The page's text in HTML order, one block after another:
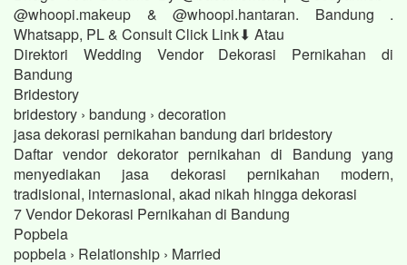
@whoopi.makeup & @whoopi.hantaran. Bandung .
Whatsapp, PL & Consult Click Link⬇ Atau
Direktori Wedding Vendor Dekorasi Pernikahan di
Bandung
Bridestory
bridestory › bandung › decoration
jasa dekorasi pernikahan bandung dari bridestory
Daftar vendor dekorator pernikahan di Bandung yang
menyediakan jasa dekorasi pernikahan modern,
tradisional, internasional, akad nikah hingga dekorasi
7 Vendor Dekorasi Pernikahan di Bandung
Popbela
popbela › Relationship › Married